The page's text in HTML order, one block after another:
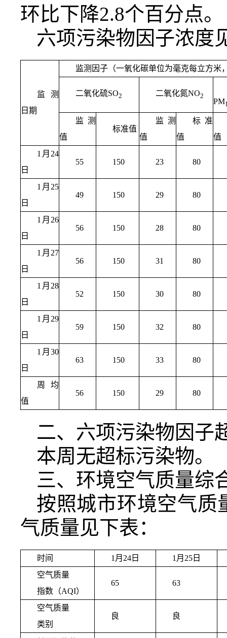
环比下降2.8个百分点。
六项污染物因子浓度
监测
日期
监测因子（一氧化碳单位为毫克每立方米
二氧化硫SO2 二氧化氮NO2
PM
监测
值
标准值
监测
值
标准
值
值
1月24
日
55 150 23 80
1月25
日
49 150 29 80
1月26
日
56 150 28 80
1月27
日
56 150 31 80
1月28
日
52 150 30 80
1月29
日
59 150 32 80
1月30
日
63 150 33 80
周均
值
56 150 29 80
二、六项污染物因子
本周无超标污染物。
三、环境空气质量综
按照城市环境空气质
气质量见下表：
时间 1月24日
1月25日
空气质量
指数（AQI）
65 63
空气质量
类别
良 良